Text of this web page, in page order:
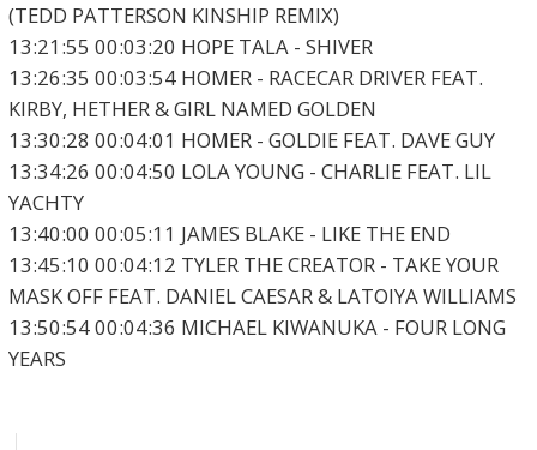
(TEDD PATTERSON KINSHIP REMIX)
13:21:55 00:03:20 HOPE TALA - SHIVER
13:26:35 00:03:54 HOMER - RACECAR DRIVER FEAT.
KIRBY, HETHER & GIRL NAMED GOLDEN
13:30:28 00:04:01 HOMER - GOLDIE FEAT. DAVE GUY
13:34:26 00:04:50 LOLA YOUNG - CHARLIE FEAT. LIL
YACHTY
13:40:00 00:05:11 JAMES BLAKE - LIKE THE END
13:45:10 00:04:12 TYLER THE CREATOR - TAKE YOUR
MASK OFF FEAT. DANIEL CAESAR & LATOIYA WILLIAMS
13:50:54 00:04:36 MICHAEL KIWANUKA - FOUR LONG
YEARS